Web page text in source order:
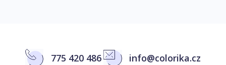
775 420 486 info@colorika.cz